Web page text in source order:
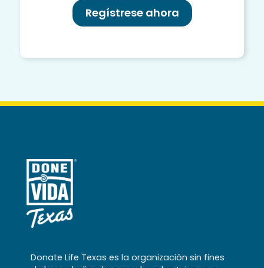
Regístrese ahora
Donate Life Texas es la organización sin fines